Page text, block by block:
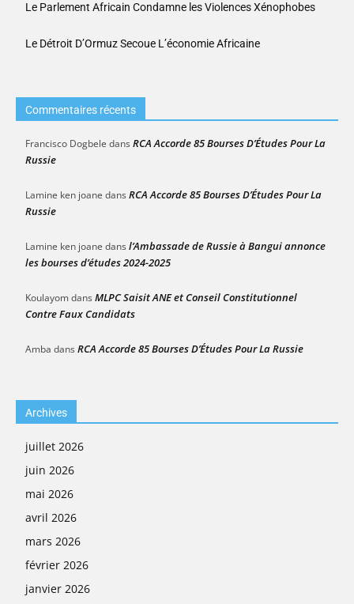
Le Parlement Africain Condamne les Violences Xénophobes
Le Détroit D’Ormuz Secoue L’économie Africaine
Commentaires récents
Francisco Dogbele dans RCA Accorde 85 Bourses D’Études Pour La
Russie
Lamine ken joane dans RCA Accorde 85 Bourses D’Études Pour La
Russie
Lamine ken joane dans l’Ambassade de Russie à Bangui annonce
les bourses d’études 2024-2025
Koulayomdans MLPC Saisit ANE et Conseil Constitutionnel
Contre Faux Candidats
Amba dans RCA Accorde 85 Bourses D’Études Pour La Russie
Archives
juillet 2026
juin 2026
mai 2026
avril 2026
mars 2026
février 2026
janvier 2026